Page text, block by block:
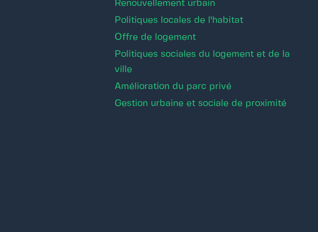
Renouvellement urbain
Politiques locales de l'habitat
Offre de logement
Politiques sociales du logement et de la
ville
Amélioration du parc privé
Gestion urbaine et sociale de proximité